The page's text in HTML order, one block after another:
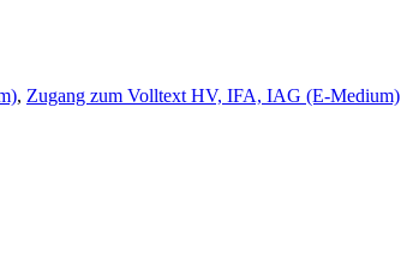
, Zugang zum Volltext HV, IFA, IAG (E-Medium)